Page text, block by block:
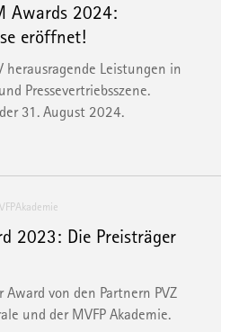
Awards 2024:
eröffnet!
herausragende Leistungen in
Pressevertriebsszene.
31. August 2024.
2023: Die Preisträger
von den Partnern PVZ
und der MVFP Akademie.